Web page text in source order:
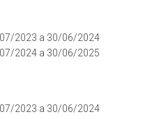
2023 a 30/06/2024
2024 a 30/06/2025
2023 a 30/06/2024